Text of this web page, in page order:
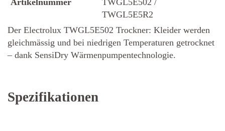
Artikelnummer
TWGL5E502 /
TWGL5E5R2
Der Electrolux TWGL5E502 Trockner: Kleider werden
gleichmässig und bei niedrigen Temperaturen getrocknet
– dank SensiDry Wärmenpumpentechnologie.
Spezifikationen